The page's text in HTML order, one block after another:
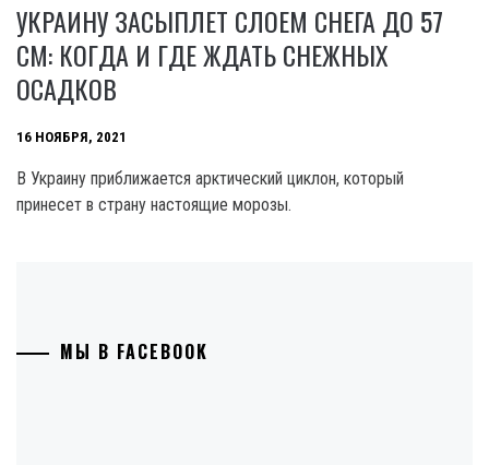
УКРАИНУ ЗАСЫПЛЕТ СЛОЕМ СНЕГА ДО 57
СМ: КОГДА И ГДЕ ЖДАТЬ СНЕЖНЫХ
ОСАДКОВ
16 НОЯБРЯ, 2021
В Украину приближается арктический циклон, который
принесет в страну настоящие морозы.
МЫ В FACEBOOK